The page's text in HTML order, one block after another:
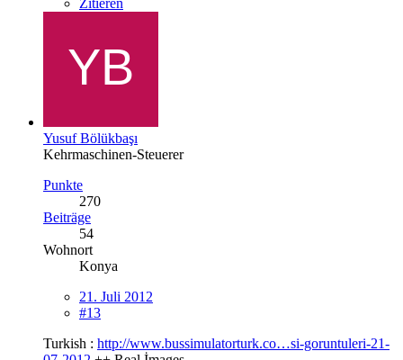
Yusuf Bölükbaşı
Kehrmaschinen-Steuerer
Punkte
270
Beiträge
54
Wohnort
Konya
21. Juli 2012
#13
Turkish : http://www.bussimulatorturk.co…si-goruntuleri-21-